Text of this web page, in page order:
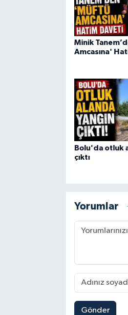
Minik
Amcasına'
Bolu'da otluk
çıktı
Yorumlar
Gönder